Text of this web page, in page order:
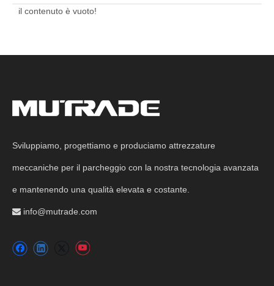
il contenuto è vuoto!
Sviluppiamo, progettiamo e produciamo attrezzature
meccaniche per il parcheggio con la nostra tecnologia avanzata
e mantenendo una qualità elevata e costante.
 info@mutrade.com